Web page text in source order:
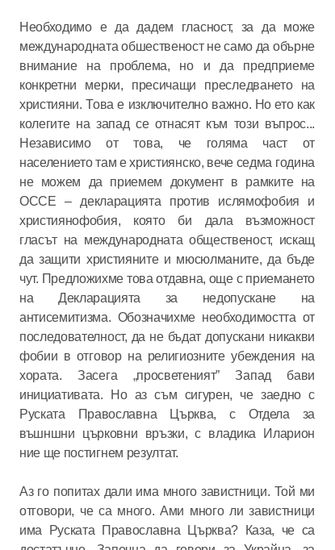
Необходимо е да дадем гласност, за да може
международната обшественост не само да обърне
внимание на проблема, но и да предприеме
конкретни мерки, пресичащи преследването на
християни. Това е изключително важно. Но ето как
колегите на запад се отнасят към този въпрос...
Независимо от това, че голяма част от
населението там е християнско, вече седма година
не можем да приемем документ в рамките на
ОССЕ – декларацията против ислямофобия и
християнофобия, която би дала възможност
гласът на международната общественост, искащ
да защити християните и мюсюлманите, да бъде
чут. Предложихме това отдавна, още с приемането
на Декларацията за недопускане на
антисемитизма. Обозначихме необходимостта от
последователност, да не бъдат допускани никакви
фобии в отговор на религиозните убеждения на
хората. Засега „просветеният” Запад бави
инициативата. Но аз съм сигурен, че заедно с
Руската Православна Църква, с Отдела за
въшншни църковни връзки, с владика Иларион
ние ще постигнем резултат.
Аз го попитах дали има много завистници. Той ми
отговори, че са много. Ами много ли завистници
има Руската Православна Църква? Каза, че са